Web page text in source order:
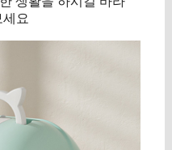
요